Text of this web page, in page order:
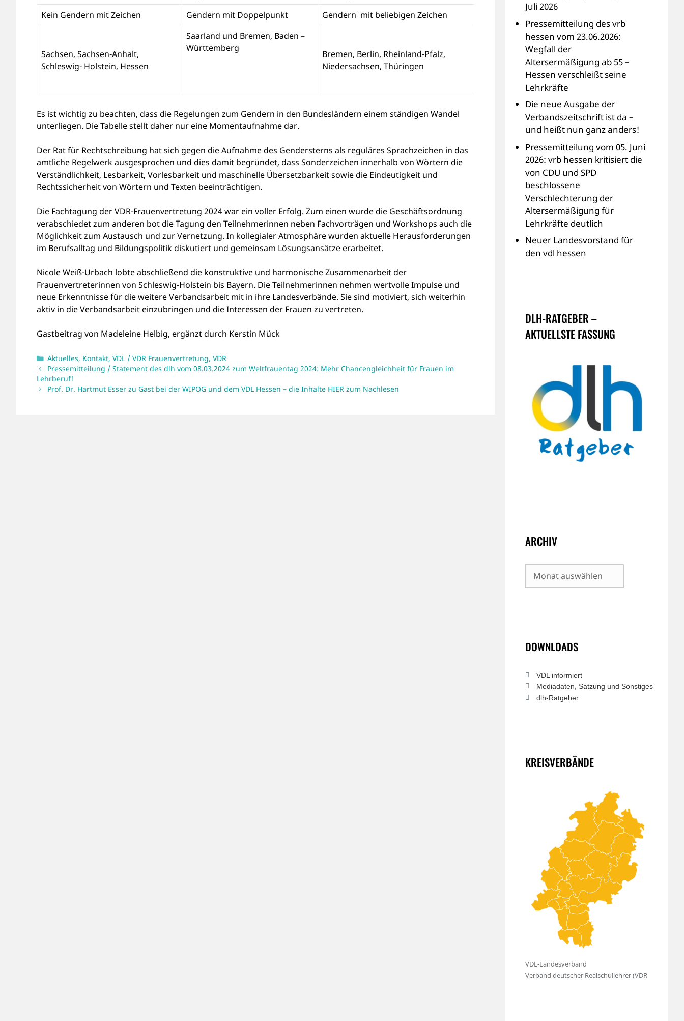
Kein Gendern mit Zeichen
Gendern mit Doppelpunkt Gendern mit beliebigen Zeichen
Sachsen, Sachsen-Anhalt,
Schleswig- Holstein, Hessen
Saarland und Bremen, Baden –
Württemberg
Bremen, Berlin, Rheinland-Pfalz,
Niedersachsen, Thüringen
Es ist wichtig zu beachten, dass die Regelungen zum Gendern in den Bundesländern einem ständigen Wandel
unterliegen. Die Tabelle stellt daher nur eine Momentaufnahme dar.
Der Rat für Rechtschreibung hat sich gegen die Aufnahme des Gendersterns als reguläres Sprachzeichen in das
amtliche Regelwerk ausgesprochen und dies damit begründet, dass Sonderzeichen innerhalb von Wörtern die
Verständlichkeit, Lesbarkeit, Vorlesbarkeit und maschinelle Übersetzbarkeit sowie die Eindeutigkeit und
Rechtssicherheit von Wörtern und Texten beeinträchtigen.
Die Fachtagung der VDR-Frauenvertretung 2024 war ein voller Erfolg. Zum einen wurde die Geschäftsordnung
verabschiedet zum anderen bot die Tagung den Teilnehmerinnen neben Fachvorträgen und Workshops auch die
Möglichkeit zum Austausch und zur Vernetzung. In kollegialer Atmosphäre wurden aktuelle Herausforderungen
im Berufsalltag und Bildungspolitik diskutiert und gemeinsam Lösungsansätze erarbeitet.
Nicole Weiß-Urbach lobte abschließend die konstruktive und harmonische Zusammenarbeit der
Frauenvertreterinnen von Schleswig-Holstein bis Bayern. Die Teilnehmerinnen nehmen wertvolle Impulse und
neue Erkenntnisse für die weitere Verbandsarbeit mit in ihre Landesverbände. Sie sind motiviert, sich weiterhin
aktiv in die Verbandsarbeit einzubringen und die Interessen der Frauen zu vertreten.
Gastbeitrag von Madeleine Helbig, ergänzt durch Kerstin Mück
Kategorien
Aktuelles, Kontakt,VDL / VDR Frauenvertretung,VDR
Pressemitteilung / Statement des dlh vom 08.03.2024 zum Weltfrauentag 2024: Mehr Chancengleichheit für Frauen im
Lehrberuf!
Prof. Dr. Hartmut Esser zu Gast bei der WIPOG und dem VDL Hessen – die Inhalte HIER zum Nachlesen
Juli 2026
Pressemitteilung des vrb
hessen vom 23.06.2026:
Wegfall der
Altersermäßigung ab 55 –
Hessen verschleißt seine
Lehrkräfte
Die neue Ausgabe der
Verbandszeitschrift ist da –
und heißt nun ganz anders!
Pressemitteilung vom 05. Juni
2026: vrb hessen kritisiert die
von CDU und SPD
beschlossene
Verschlechterung der
Altersermäßigung für
Lehrkräfte deutlich
Neuer Landesvorstand für
den vdl hessen
DLH-RATGEBER –
AKTUELLSTE FASSUNG
ARCHIV
Archiv
DOWNLOADS
VDL informiert
Mediadaten, Satzung und Sonstiges
dlh-Ratgeber
KREISVERBÄNDE